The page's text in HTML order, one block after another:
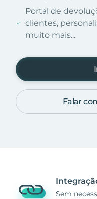
Portal de
clientes,
muito mais...
Falar
Sem